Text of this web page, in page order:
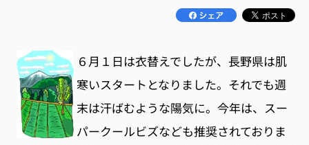
６月１日は衣替えでしたが、長野県は肌
寒いスタートとなりました。それでも週
末は汗ばむような陽気に。今年は、スー
パークールビズなども推奨されておりま